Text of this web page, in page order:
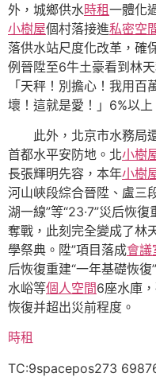
外，城鄉供水時租一體化
小樹屋個村落接進私密空
落供水站尺度化改革，確
例晉陞至6牛土豪看到林
「天秤！別擔心！我用
壞！這就是愛！」6%以上
此外，北京市水務局
首都水平安防地。北小樹
長張輝明先容，本年小樹
河山峽段綜合晉陞、盧三
湖一線”等“23·7”災后恢
奪戰，此刻完全變成了林
學祭典。陞”項目落成會議
后恢復重建“一年基礎恢
水峪等個人空間6座水庫
恢復并超出災前程度。
時租
TC:9spacepos273